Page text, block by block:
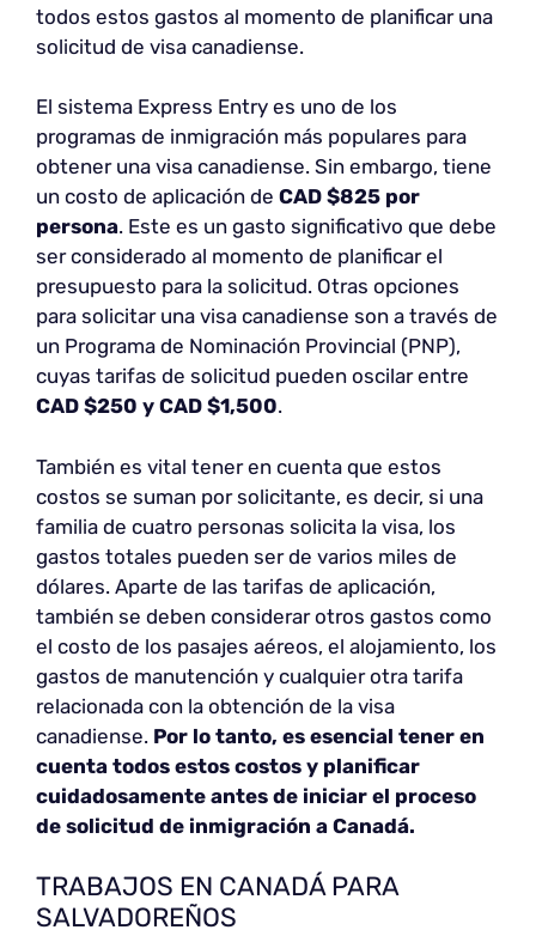
todos estos gastos al momento de planificar una
solicitud de visa canadiense.
El sistema Express Entry es uno de los
programas de inmigración más populares para
obtener una visa canadiense. Sin embargo, tiene
un costo de aplicación de CAD $825 por
persona. Este es un gasto significativo que debe
ser considerado al momento de planificar el
presupuesto para la solicitud. Otras opciones
para solicitar una visa canadiense son a través de
un Programa de Nominación Provincial (PNP),
cuyas tarifas de solicitud pueden oscilar entre
CAD $250 y CAD $1,500.
También es vital tener en cuenta que estos
costos se suman por solicitante, es decir, si una
familia de cuatro personas solicita la visa, los
gastos totales pueden ser de varios miles de
dólares. Aparte de las tarifas de aplicación,
también se deben considerar otros gastos como
el costo de los pasajes aéreos, el alojamiento, los
gastos de manutención y cualquier otra tarifa
relacionada con la obtención de la visa
canadiense. Por lo tanto, es esencial tener en
cuenta todos estos costos y planificar
cuidadosamente antes de iniciar el proceso
de solicitud de inmigración a Canadá.
TRABAJOS EN CANADÁ PARA
SALVADOREÑOS